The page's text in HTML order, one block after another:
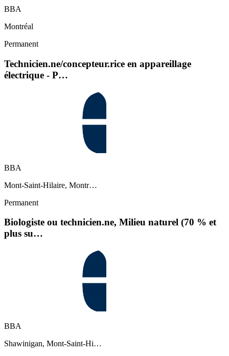
BBA
Montréal
Permanent
Technicien.ne/concepteur.rice en appareillage
électrique - P…
BBA
Mont-Saint-Hilaire, Montr…
Permanent
Biologiste ou technicien.ne, Milieu naturel (70 % et
plus su…
BBA
Shawinigan, Mont-Saint-Hi…